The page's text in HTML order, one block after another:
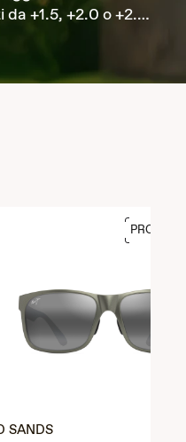
+1.5, +2.0 o +2.5,
uomo e da donna.
SANDS
PROVA